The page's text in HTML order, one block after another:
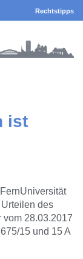
Rechtstipps
ist
des
28.03.2017
15 und 15 A